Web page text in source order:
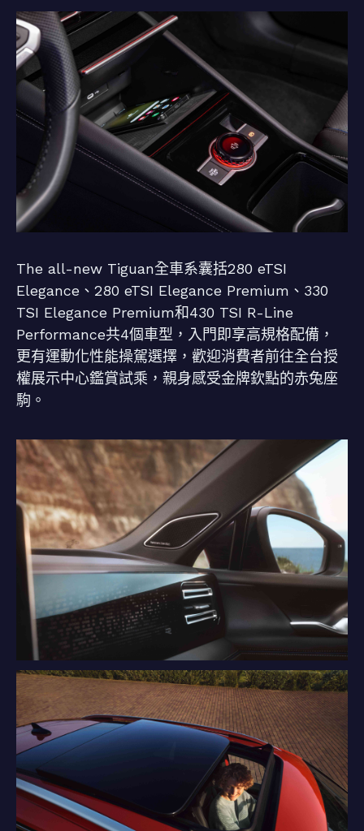
The all-new Tiguan全車系囊括280 eTSI
Elegance、280 eTSI Elegance Premium、330
TSI Elegance Premium和430 TSI R-Line
Performance共4個車型，入門即享高規格配備，
更有運動化性能操駕選擇，歡迎消費者前往全台授
權展示中心鑑賞試乘，親身感受金牌欽點的赤兔座
駒。